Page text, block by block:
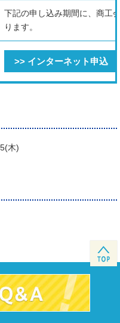
下記の申し込み期間に、商工
ります。
>> インターネット申込
木)